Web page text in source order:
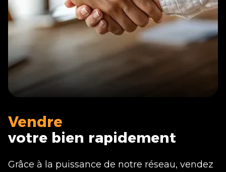
Vendre
votre bien rapidement
Grâce à la puissance de notre réseau, vendez